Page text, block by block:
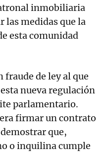
inmobiliaria
las medidas que la
esta comunidad
fraude de ley al que
nueva regulación
parlamentario.
firmar un contrato
que,
o inquilina cumple